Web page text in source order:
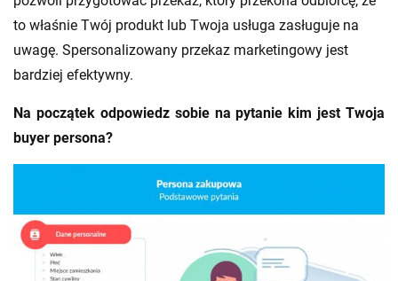
to właśnie Twój produkt lub Twoja usługa zasługuje na
uwagę. Spersonalizowany przekaz marketingowy jest
bardziej efektywny.
Na początek odpowiedz sobie na pytanie kim jest Twoja
buyer persona?